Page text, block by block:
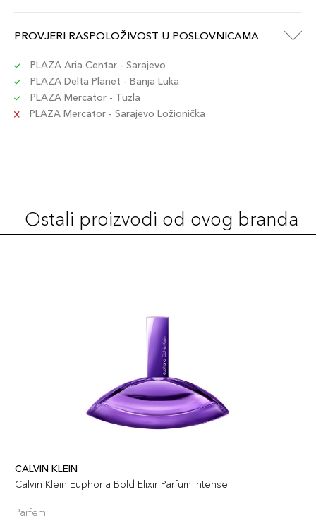
PROVJERI RASPOLOŽIVOST U POSLOVNICAMA
PLAZA Aria Centar - Sarajevo
PLAZA Delta Planet - Banja Luka
PLAZA Mercator - Tuzla
PLAZA Mercator - Sarajevo Ložionička
Ostali proizvodi od ovog branda
CALVIN KLEIN
Calvin Klein Euphoria Bold Elixir Parfum Intense
Parfem